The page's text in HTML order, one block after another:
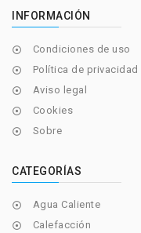
INFORMACIÓN
 Condiciones de uso
 Política de privacidad
 Aviso legal
 Cookies
 Sobre
CATEGORÍAS
 Agua Caliente
 Calefacción